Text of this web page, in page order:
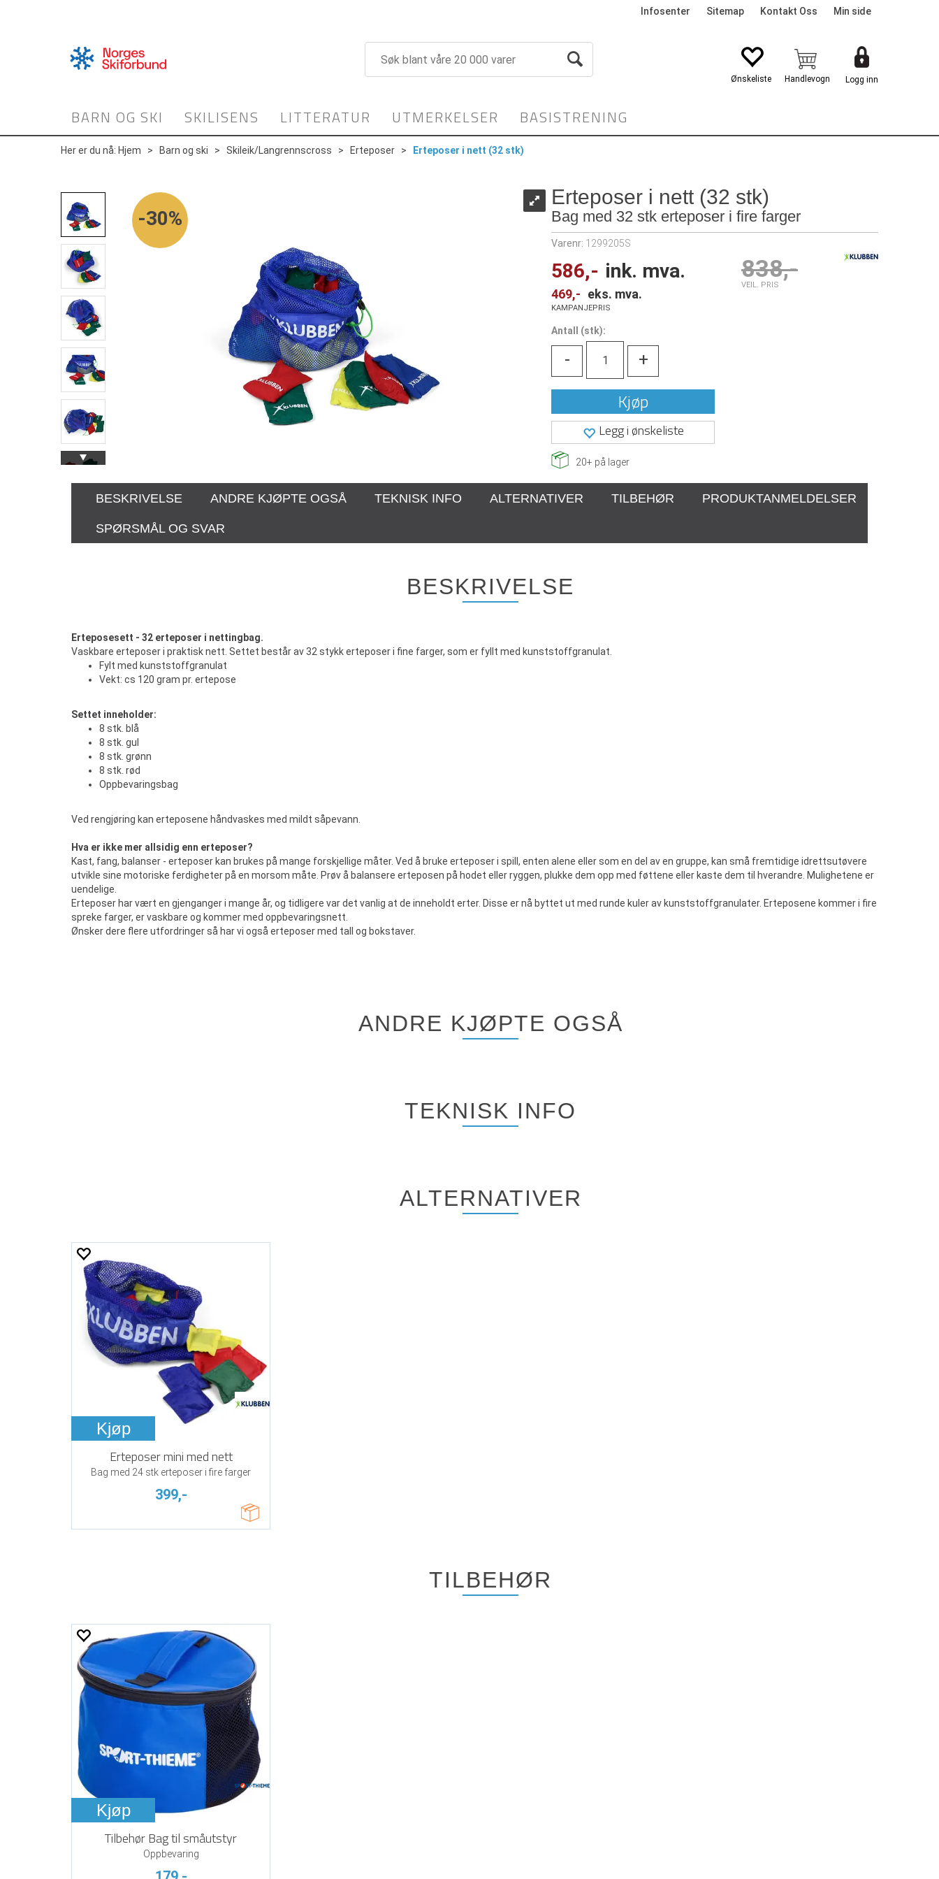
Infosenter Sitemap Kontakt Oss Min side
Logg inn
BARN OG SKI SKILISENS LITTERATUR UTMERKELSER BASISTRENING
Her er du nå: Hjem > Barn og ski > Skileik/Langrennscross > Erteposer > Erteposer i nett (32 stk)
30%
Erteposer i nett (32 stk)
Bag med 32 stk erteposer i fire farger
Varenr: 1299205S
586,- ink. mva.
469,- eks. mva.
KAMPANJEPRIS
838,-
VEIL. PRIS
Antall (stk):
- +
Kjøp
Legg i ønskeliste
20+ på lager
BESKRIVELSE ANDRE KJØPTE OGSÅ TEKNISK INFO ALTERNATIVER TILBEHØR PRODUKTANMELDELSER
SPØRSMÅL OG SVAR
BESKRIVELSE
Erteposesett - 32 erteposer i nettingbag.
Vaskbare erteposer i praktisk nett. Settet består av 32 stykk erteposer i fine farger, som er fyllt med kunststoffgranulat.
Fylt med kunststoffgranulat
Vekt: cs 120 gram pr. ertepose
Settet inneholder:
8 stk. blå
8 stk. gul
8 stk. grønn
8 stk. rød
Oppbevaringsbag
Ved rengjøring kan erteposene håndvaskes med mildt såpevann.
Hva er ikke mer allsidig enn erteposer?
Kast, fang, balanser - erteposer kan brukes på mange forskjellige måter. Ved å bruke erteposer i spill, enten alene eller som en del av en gruppe, kan små fremtidige idrettsutøvere
utvikle sine motoriske ferdigheter på en morsom måte. Prøv å balansere erteposen på hodet eller ryggen, plukke dem opp med føttene eller kaste dem til hverandre. Mulighetene er
uendelige.
Erteposer har vært en gjenganger i mange år, og tidligere var det vanlig at de inneholdt erter. Disse er nå byttet ut med runde kuler av kunststoffgranulater. Erteposene kommer i fire
spreke farger, er vaskbare og kommer med oppbevaringsnett.
Ønsker dere flere utfordringer så har vi også erteposer med tall og bokstaver.
ANDRE KJØPTE OGSÅ
TEKNISK INFO
ALTERNATIVER
Kjøp
Erteposer mini med nett
Bag med 24 stk erteposer i fire farger
399,-
TILBEHØR
Kjøp
Tilbehør Bag til småutstyr
Oppbevaring